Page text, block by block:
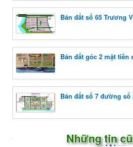
Bán đất số 65 Trương
Bán đất góc 2 mặt tiền
Bán đất số 7 đường số
Những tin